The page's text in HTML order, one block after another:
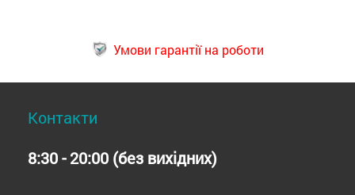
Умови гарантії на роботи
Контакти
8:30 - 20:00 (без вихідних)